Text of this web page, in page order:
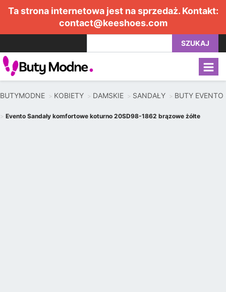
Ta strona internetowa jest na sprzedaż. Kontakt:
contact@keeshoes.com
SZUKAJ
BUTYMODNE KOBIETY DAMSKIE SANDAŁY BUTY EVENTO
Evento Sandały komfortowe koturno 20SD98-1862 brązowe żółte